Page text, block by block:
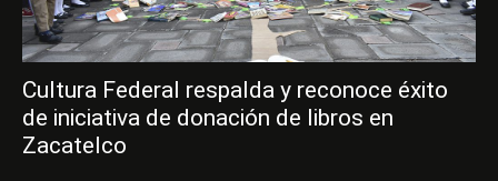
Cultura Federal respalda y reconoce éxito
de iniciativa de donación de libros en
Zacatelco